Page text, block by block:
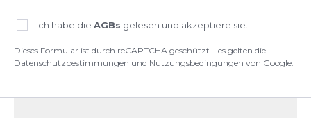
Ich habe die AGBs gelesen und akzeptiere sie.
Dieses Formular ist durch reCAPTCHA geschützt – es gelten die
Datenschutzbestimmungen und Nutzungsbedingungen von Google.